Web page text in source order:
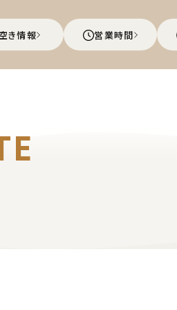
き情報 営業時間